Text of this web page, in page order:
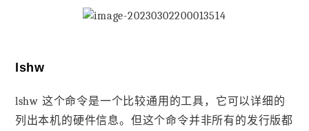
lshw
lshw 这个命令是一个比较通用的工具，它可以详细的
列出本机的硬件信息。但这个命令并非所有的发行版都